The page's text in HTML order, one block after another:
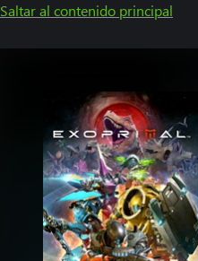
Saltar al contenido principal